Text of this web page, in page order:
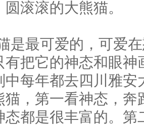
滚滚的大熊猫。
是最可爱的，可爱
有把它的神态和眼神
中每年都去四川雅
猫，第一看神态，
态都是很丰富的。